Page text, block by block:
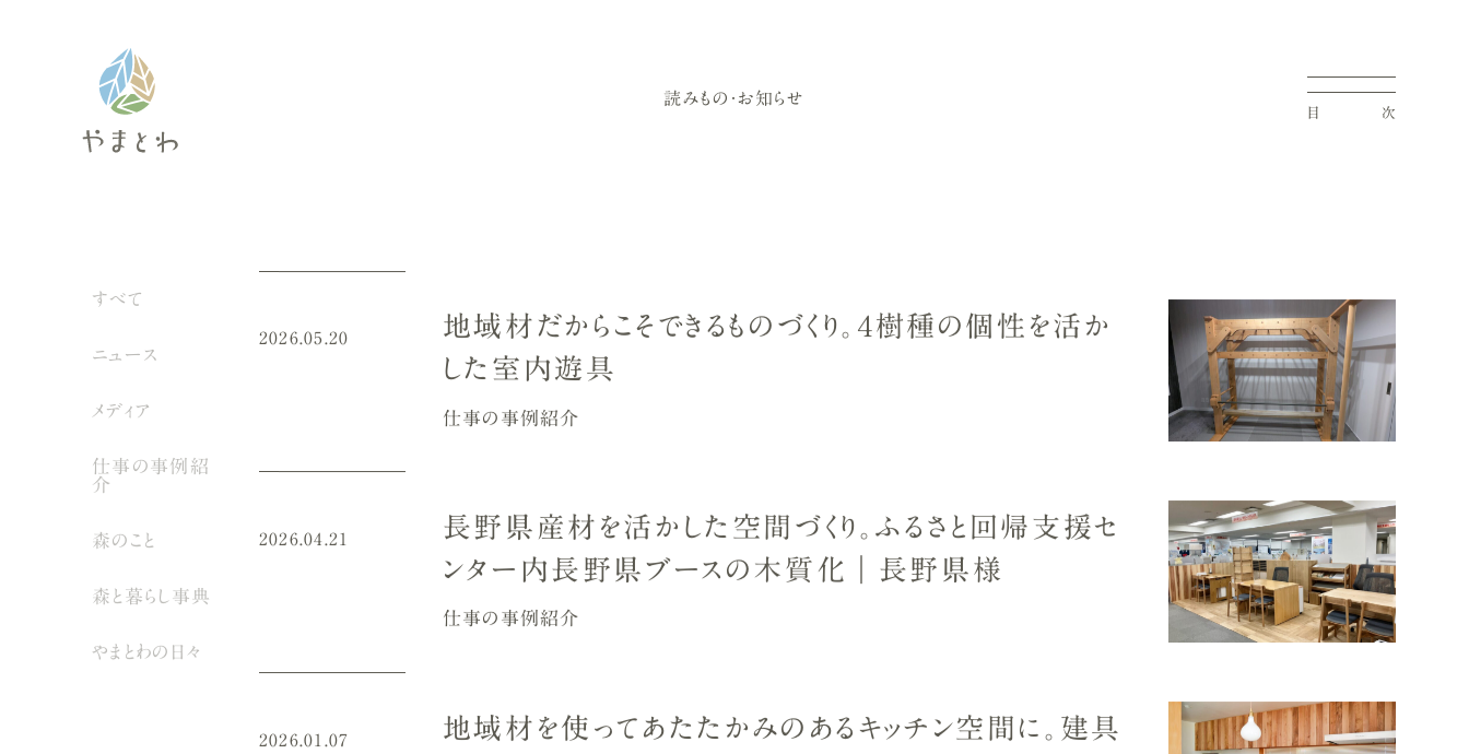
目 次
読みもの・お知らせ
すべて
ニュース
メディア
仕事の事例紹
介
森のこと
森と暮らし事典
やまとわの日々
2026.05.20
地域材だからこそできるものづくり。４樹種の個性を活か
した室内遊具
仕事の事例紹介
2026.04.21
長野県産材を活かした空間づくり。ふるさと回帰支援セ
ンター内長野県ブースの木質化｜長野県様
仕事の事例紹介
2026.01.07
地域材を使ってあたたかみのあるキッチン空間に。建具